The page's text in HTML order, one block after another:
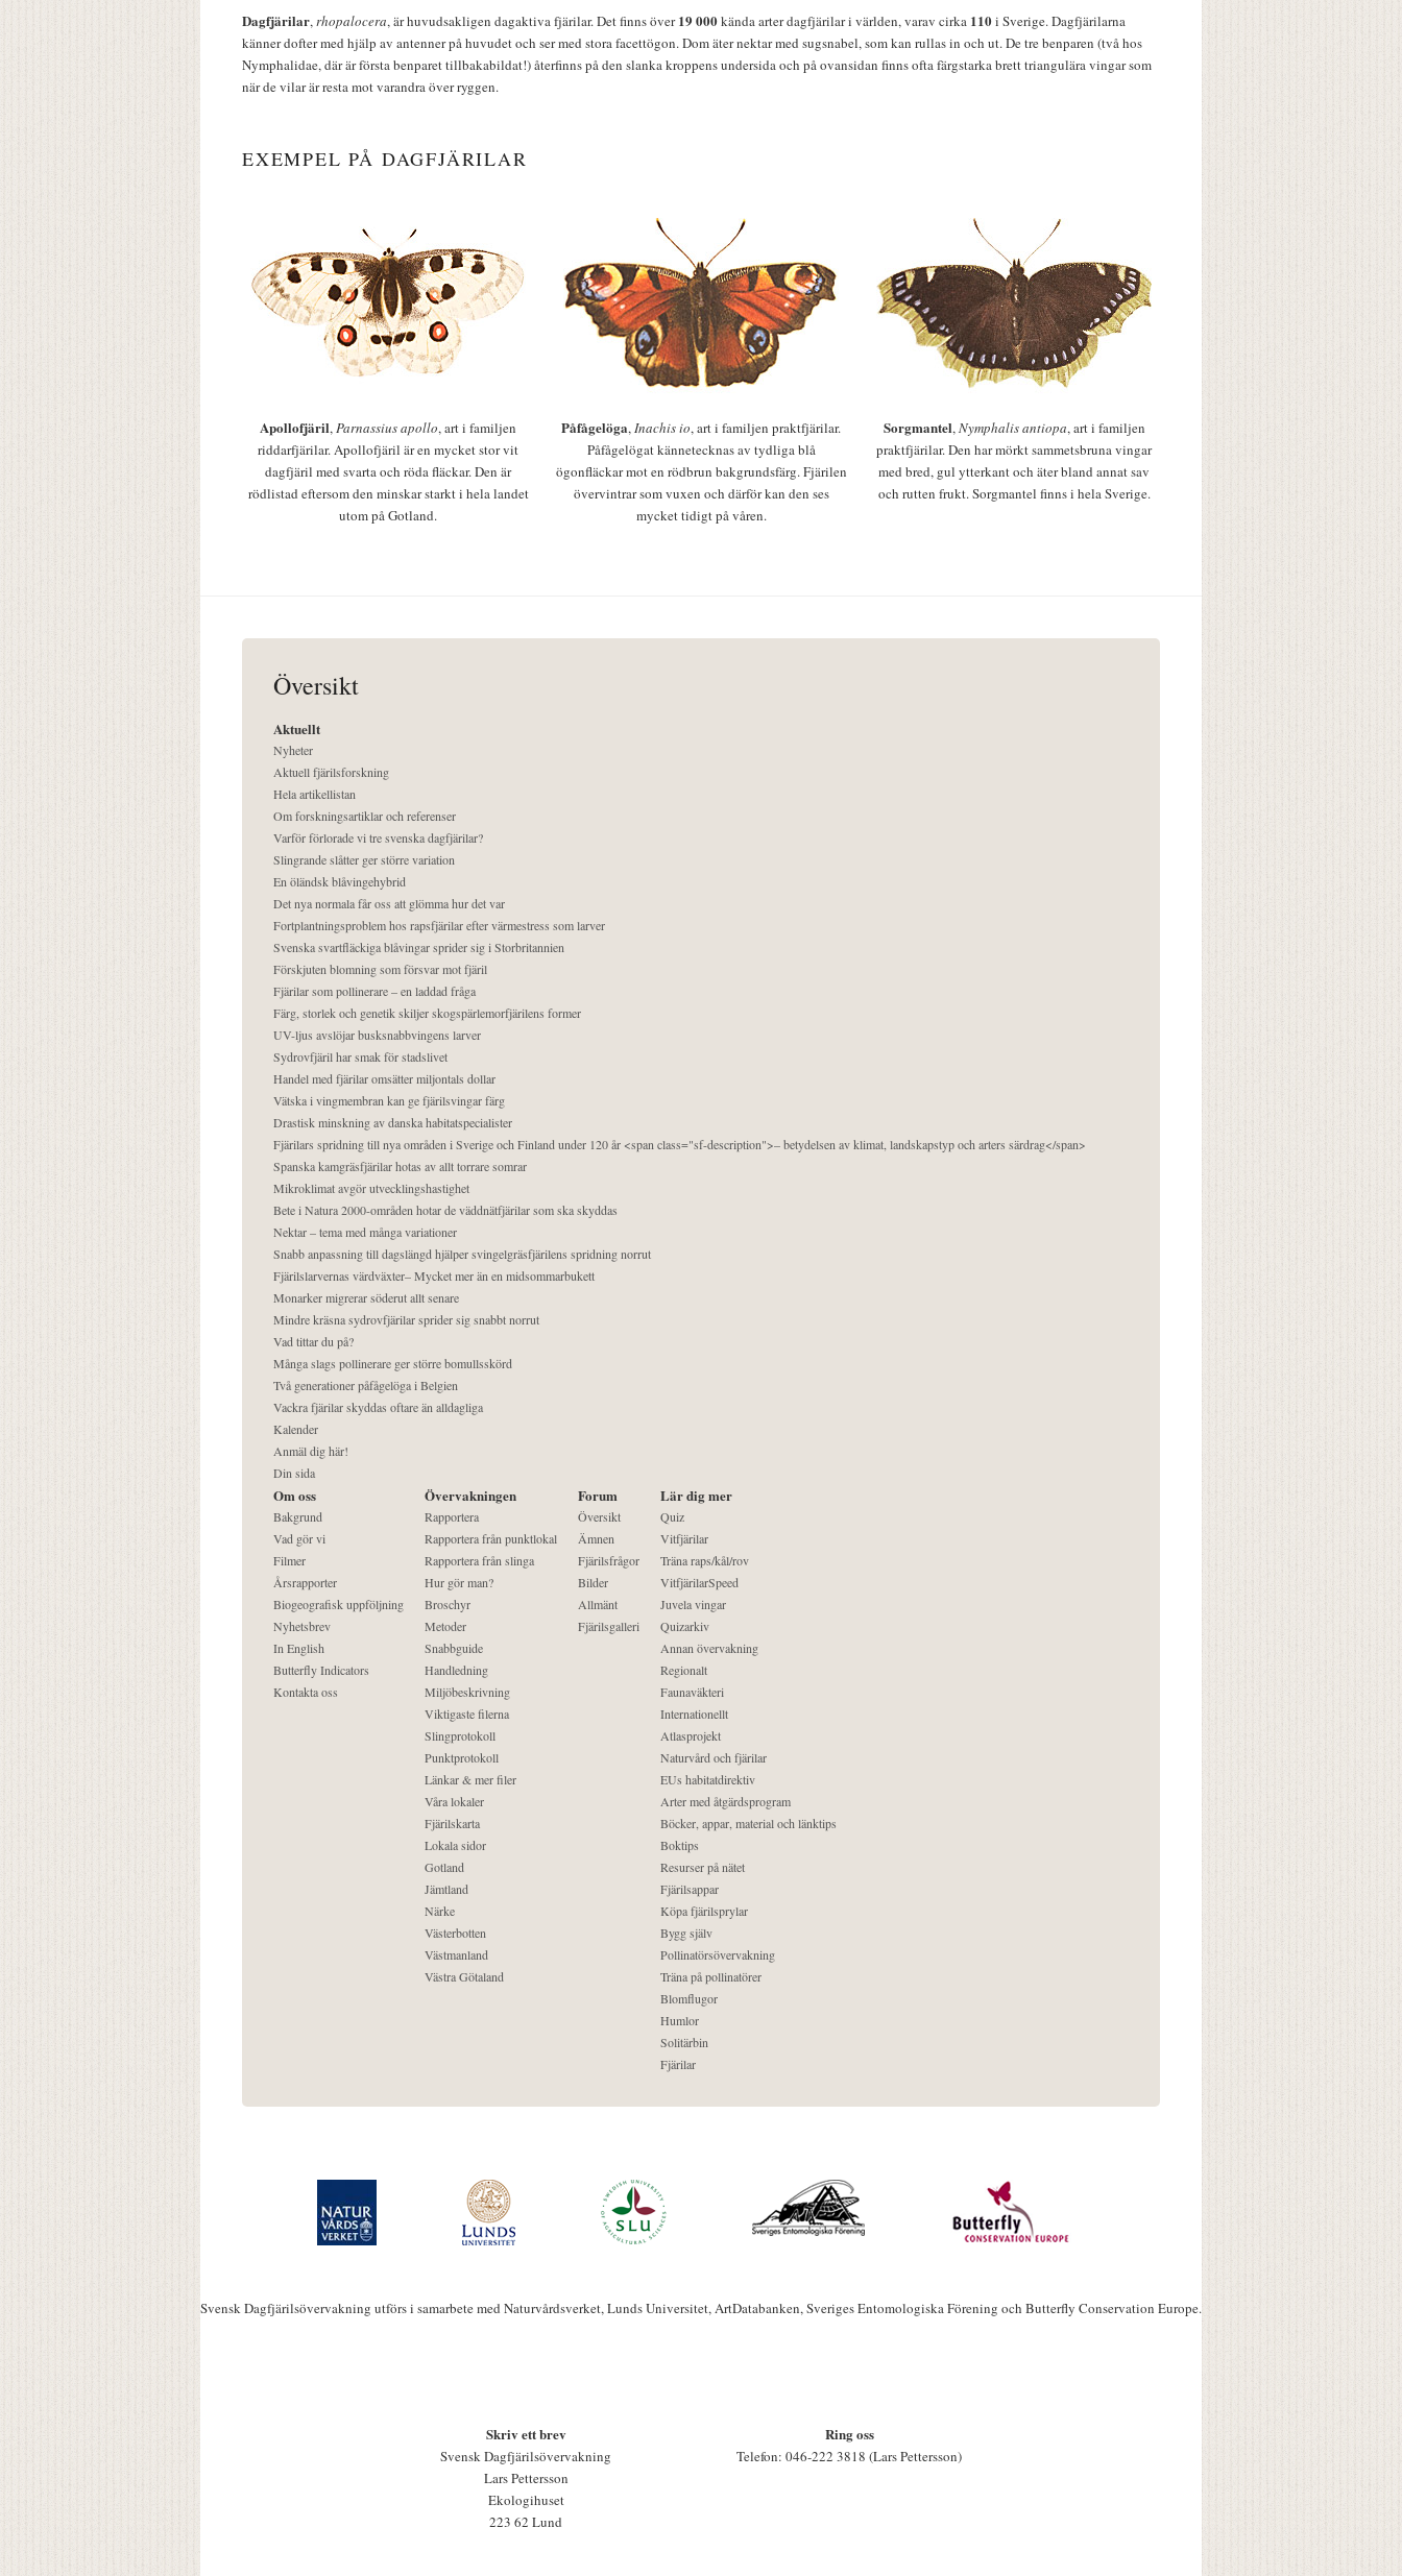
Dagfjärilar,rhopalocera, är huvudsakligen dagaktiva fjärilar. Det finns över19 000kända arter dagfjärilar i världen, varav cirka 110i Sverige. Dagfjärilarna
känner dofter med hjälp av antenner på huvudet och ser med stora facettögon. Dom äter nektar med sugsnabel, som kan rullas in och ut. De tre benparen (två hos
Nymphalidae, där är första benparet tillbakabildat!) återfinns på den slanka kroppens undersida och på ovansidan finns ofta färgstarka brett triangulära vingar som
när de vilar är resta mot varandra över ryggen.
EXEMPEL PÅ DAGFJÄRILAR
Apollofjäril,Parnassius apollo, art i familjen
riddarfjärilar. Apollofjäril är en mycket stor vit
dagfjäril med svarta och röda fläckar. Den är
rödlistad eftersom den minskar starkt i hela landet
utom på Gotland.
Påfågelöga,Inachis io, art i familjen praktfjärilar.
Påfågelögat kännetecknas av tydliga blå
ögonfläckar mot en rödbrun bakgrundsfärg. Fjärilen
övervintrar som vuxen och därför kan den ses
mycket tidigt på våren.
Sorgmantel,Nymphalis antiopa, art i familjen
praktfjärilar. Den har mörkt sammetsbruna vingar
med bred, gul ytterkant och äter bland annat sav
och rutten frukt. Sorgmantel finns i hela Sverige.
Översikt
Aktuellt
Nyheter
Aktuell fjärilsforskning
Hela artikellistan
Om forskningsartiklar och referenser
Varför förlorade vi tre svenska dagfjärilar?
Slingrande slåtter ger större variation
En öländsk blåvingehybrid
Det nya normala får oss att glömma hur det var
Fortplantningsproblem hos rapsfjärilar efter värmestress som larver
Svenska svartfläckiga blåvingar sprider sig i Storbritannien
Förskjuten blomning som försvar mot fjäril
Fjärilar som pollinerare – en laddad fråga
Färg, storlek och genetik skiljer skogspärlemorfjärilens former
UV-ljus avslöjar busksnabbvingens larver
Sydrovfjäril har smak för stadslivet
Handel med fjärilar omsätter miljontals dollar
Vätska i vingmembran kan ge fjärilsvingar färg
Drastisk minskning av danska habitatspecialister
Fjärilars spridning till nya områden i Sverige och Finland under 120 år <span class="sf-description">– betydelsen av klimat, landskapstyp och arters särdrag</span>
Spanska kamgräsfjärilar hotas av allt torrare somrar
Mikroklimat avgör utvecklingshastighet
Bete i Natura 2000-områden hotar de väddnätfjärilar som ska skyddas
Nektar – tema med många variationer
Snabb anpassning till dagslängd hjälper svingelgräsfjärilens spridning norrut
Fjärilslarvernas värdväxter– Mycket mer än en midsommarbukett
Monarker migrerar söderut allt senare
Mindre kräsna sydrovfjärilar sprider sig snabbt norrut
Vad tittar du på?
Många slags pollinerare ger större bomullsskörd
Två generationer påfågelöga i Belgien
Vackra fjärilar skyddas oftare än alldagliga
Kalender
Anmäl dig här!
Din sida
Om oss
Bakgrund
Vad gör vi
Filmer
Årsrapporter
Biogeografisk uppföljning
Nyhetsbrev
In English
Butterfly Indicators
Kontakta oss
Övervakningen
Rapportera
Rapportera från punktlokal
Rapportera från slinga
Hur gör man?
Broschyr
Metoder
Snabbguide
Handledning
Miljöbeskrivning
Viktigaste filerna
Slingprotokoll
Punktprotokoll
Länkar & mer filer
Våra lokaler
Fjärilskarta
Lokala sidor
Gotland
Jämtland
Närke
Västerbotten
Västmanland
Västra Götaland
Forum
Översikt
Ämnen
Fjärilsfrågor
Bilder
Allmänt
Fjärilsgalleri
Lär dig mer
Quiz
Vitfjärilar
Träna raps/kål/rov
VitfjärilarSpeed
Juvela vingar
Quizarkiv
Annan övervakning
Regionalt
Faunaväkteri
Internationellt
Atlasprojekt
Naturvård och fjärilar
EUs habitatdirektiv
Arter med åtgärdsprogram
Böcker, appar, material och länktips
Boktips
Resurser på nätet
Fjärilsappar
Köpa fjärilsprylar
Bygg själv
Pollinatörsövervakning
Träna på pollinatörer
Blomflugor
Humlor
Solitärbin
Fjärilar
Svensk Dagfjärilsövervakning utförs i samarbete med Naturvårdsverket, Lunds Universitet, ArtDatabanken, Sveriges Entomologiska Förening och Butterfly Conservation Europe.
Skriv ett brev
Svensk Dagfjärilsövervakning
Lars Pettersson
Ekologihuset
223 62 Lund
Ring oss
Telefon: 046-222 3818 (Lars Pettersson)